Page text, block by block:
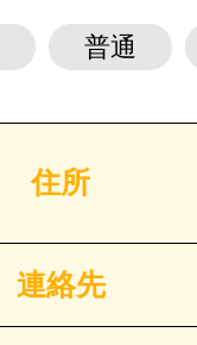
普通
住所
連絡先